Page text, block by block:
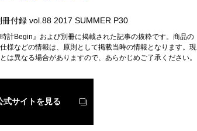
冊付録 vol.88 2017 SUMMER P30
計Begin』および別冊に掲載された記事の抜粋です。商品の
様などの情報は、原則として掲載当時の情報となります。現
は異なる場合がありますので、あらかじめご了承ください。
式サイトを見る